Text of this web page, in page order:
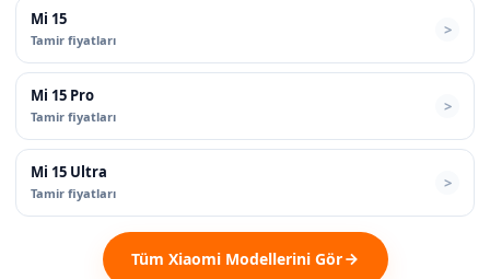
Mi 15
Tamir fiyatları
Mi 15 Pro
Tamir fiyatları
Mi 15 Ultra
Tamir fiyatları
Tüm Xiaomi Modellerini Gör